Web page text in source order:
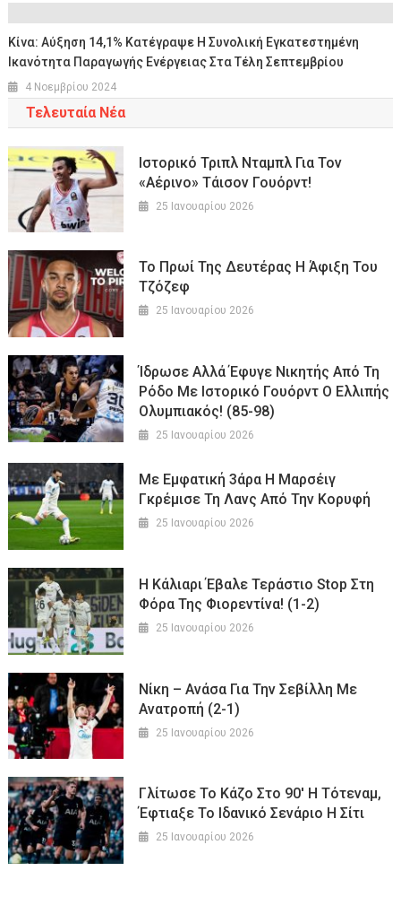
Κίνα: Αύξηση 14,1% Κατέγραψε Η Συνολική Εγκατεστημένη
Ικανότητα Παραγωγής Ενέργειας Στα Τέλη Σεπτεμβρίου
4 Νοεμβρίου 2024
Τελευταία Νέα
Ιστορικό Τριπλ Νταμπλ Για Τον
«αέρινο» Τάισον Γουόρντ!
25 Ιανουαρίου 2026
Το Πρωί Της Δευτέρας Η Άφιξη Του
Τζόζεφ
25 Ιανουαρίου 2026
Ίδρωσε Αλλά Έφυγε Νικητής Από Τη
Ρόδο Με Ιστορικό Γουόρντ Ο Ελλιπής
Ολυμπιακός! (85-98)
25 Ιανουαρίου 2026
Με Εμφατική 3άρα Η Μαρσέιγ
Γκρέμισε Τη Λανς Από Την Κορυφή
25 Ιανουαρίου 2026
Η Κάλιαρι Έβαλε Τεράστιο Stop Στη
Φόρα Της Φιορεντίνα! (1-2)
25 Ιανουαρίου 2026
Νίκη – Ανάσα Για Την Σεβίλλη Με
Ανατροπή (2-1)
25 Ιανουαρίου 2026
Γλίτωσε Το Κάζο Στο 90′ Η Τότεναμ,
Έφτιαξε Το Ιδανικό Σενάριο Η Σίτι
25 Ιανουαρίου 2026